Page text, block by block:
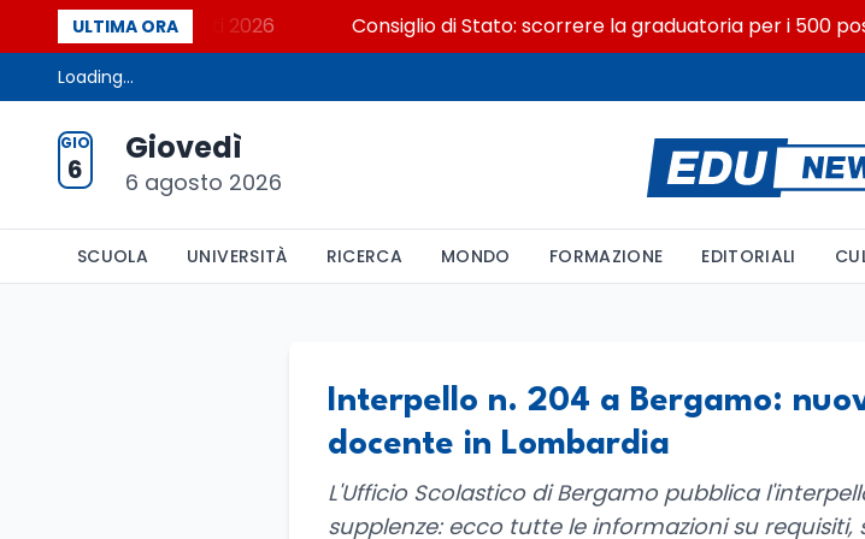
ULTIMA ORA
Cosa dicono i dati 2026 Consiglio di Stato: scorrere la graduatoria per i 500
Loading...
GIO
6
Giovedì
6 agosto 2026
SCUOLA UNIVERSITÀ RICERCA MONDO FORMAZIONE EDITORIALI
Interpello n. 204 a Bergamo:
docente in Lombardia
L'Ufficio Scolastico di Bergamo pubblica
supplenze: ecco tutte le informazioni su